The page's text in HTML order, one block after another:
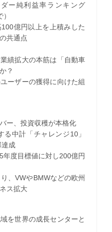
純利益率ランキング
億円以上を上積みした
共通点
績拡大の本筋は「自動車
？
ーザーの獲得に向けた組
、投資収穫が本格化
中計「チャレンジ10」
成
度目標値に対し200億円
VWやBMWなどの欧州
ス拡大
世界の成長センターと